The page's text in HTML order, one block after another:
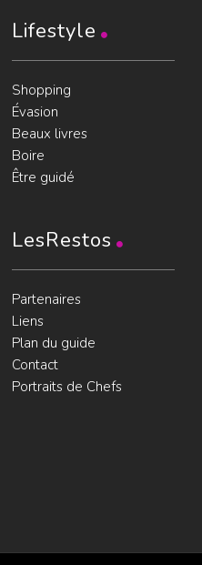
Lifestyle
Shopping
Évasion
Beaux livres
Boire
Être guidé
LesRestos
Partenaires
Liens
Plan du guide
Contact
Portraits de Chefs